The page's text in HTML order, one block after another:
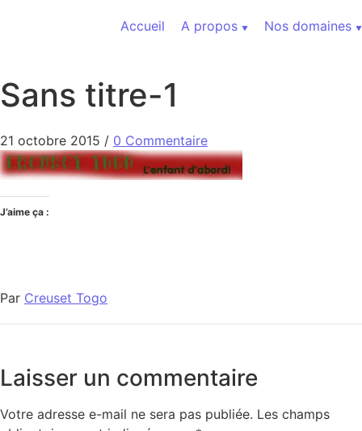
Accueil
A propos Nos domaines
Sans titre-1
21 octobre 2015 / 0 Commentaire
J’aime ça :
Par Creuset Togo
Laisser un commentaire
Votre adresse e-mail ne sera pas publiée. Les champs